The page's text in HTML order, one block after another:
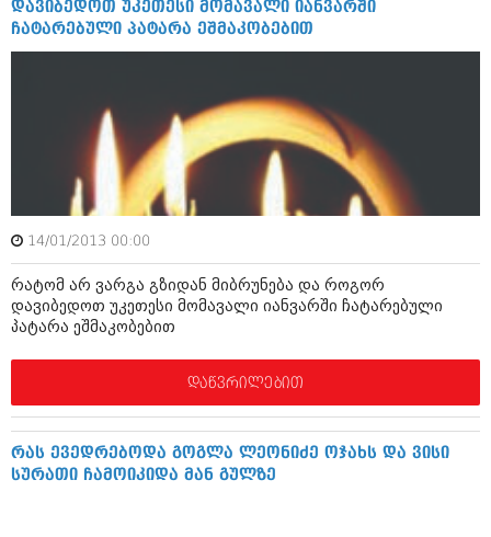
პოლიტიკა
ინტერვიუები
ამბები
საზოგადოება
მოდი, ვილაპარაკოთ
მოდა + დიზაინი
რელიგია
მედიცინა
ამბები
საზოგადოება
მოდი, ვილაპარაკოთ
მოდა + დიზაინი
რელიგია
კადრს მიღმა
კულინარია
დავიბედოთ უკეთესი მომავალი იანვარში
ჩატარებული პატარა ეშმაკობებით
14/01/2013 00:00
რატომ არ ვარგა გზიდან მიბრუნება და როგორ
დავიბედოთ უკეთესი მომავალი იანვარში ჩატარებული
პატარა ეშმაკობებით
დაწვრილებით
რას ევედრებოდა გოგლა ლეონიძე ოჯახს და ვისი
სურათი ჩამოიკიდა მან გულზე